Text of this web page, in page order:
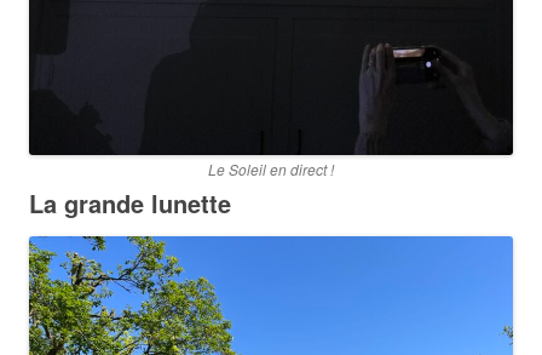
Le Soleil en direct !
La grande lunette